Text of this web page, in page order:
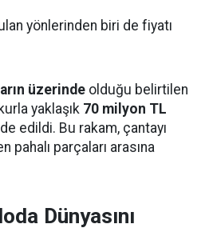
yönlerinden biri de fiyatı
üzerinde olduğu belirtilen
yaklaşık 70 milyon TL
edildi. Bu rakam, çantayı
pahalı parçaları arasına
Dünyasını